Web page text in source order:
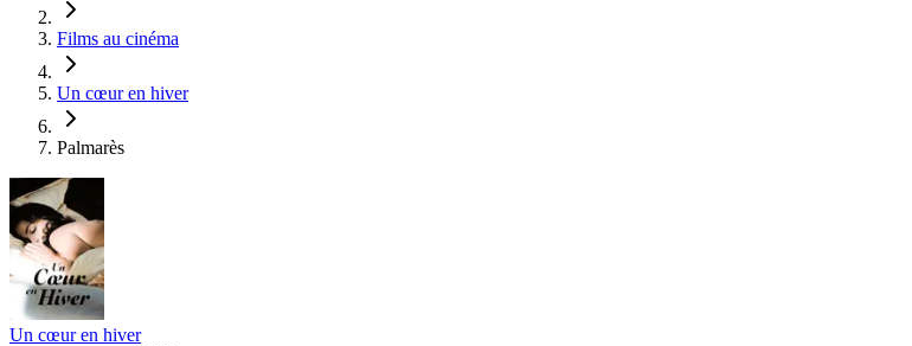
Films au cinéma
Un cœur en hiver
Palmarès
Un cœur en hiver